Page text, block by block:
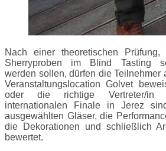
Nach einer theoretischen Prüfung,
Sherryproben im Blind Tasting
werden sollen, dürfen die Teilnehmer
Veranstaltungslocation Golvet
oder die richtige Vertreter/in
internationalen Finale in Jerez
ausgewählten Gläser, die
die Dekorationen und schließlich
bewertet.